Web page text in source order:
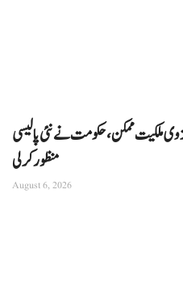
ممکن، حکومت نے نئی پالیسی
منظور کرلی
August 6, 2026